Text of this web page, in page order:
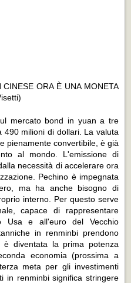
ORA È UNA MONETA
mercato bond in yuan a tre
milioni di dollari. La valuta
pienamente convertibile, è già
al mondo. L'emissione di
necessità di accelerare ora
Pechino è impegnata
ma ha anche bisogno di
interno. Per questo serve
capace di rappresentare
Usa e all'euro del Vecchio
in renminbi prendono
diventata la prima potenza
economia (prossima a
meta per gli investimenti
in renminbi significa stringere